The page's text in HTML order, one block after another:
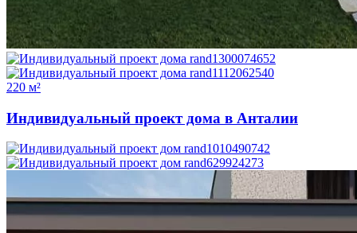
220 м²
Индивидуальный проект дома в Анталии